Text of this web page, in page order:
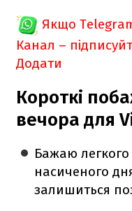
Якщо
Канал –
Додати
Короткі
вечора для
Бажаю легкого
насиченого
залишиться